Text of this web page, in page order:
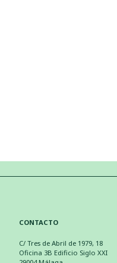
CONTACTO
C/ Tres de Abril de 1979, 18
Oficina 3B Edificio Siglo XXI